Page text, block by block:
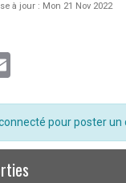
à jour : Mon 21 Nov 2022
pour poster